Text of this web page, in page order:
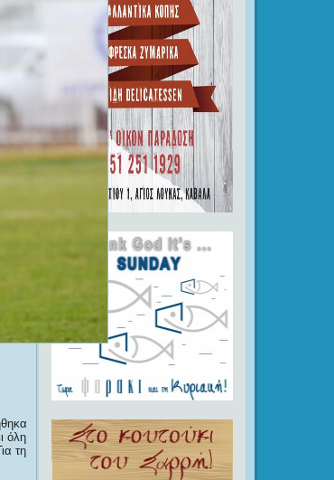
όλη
τη